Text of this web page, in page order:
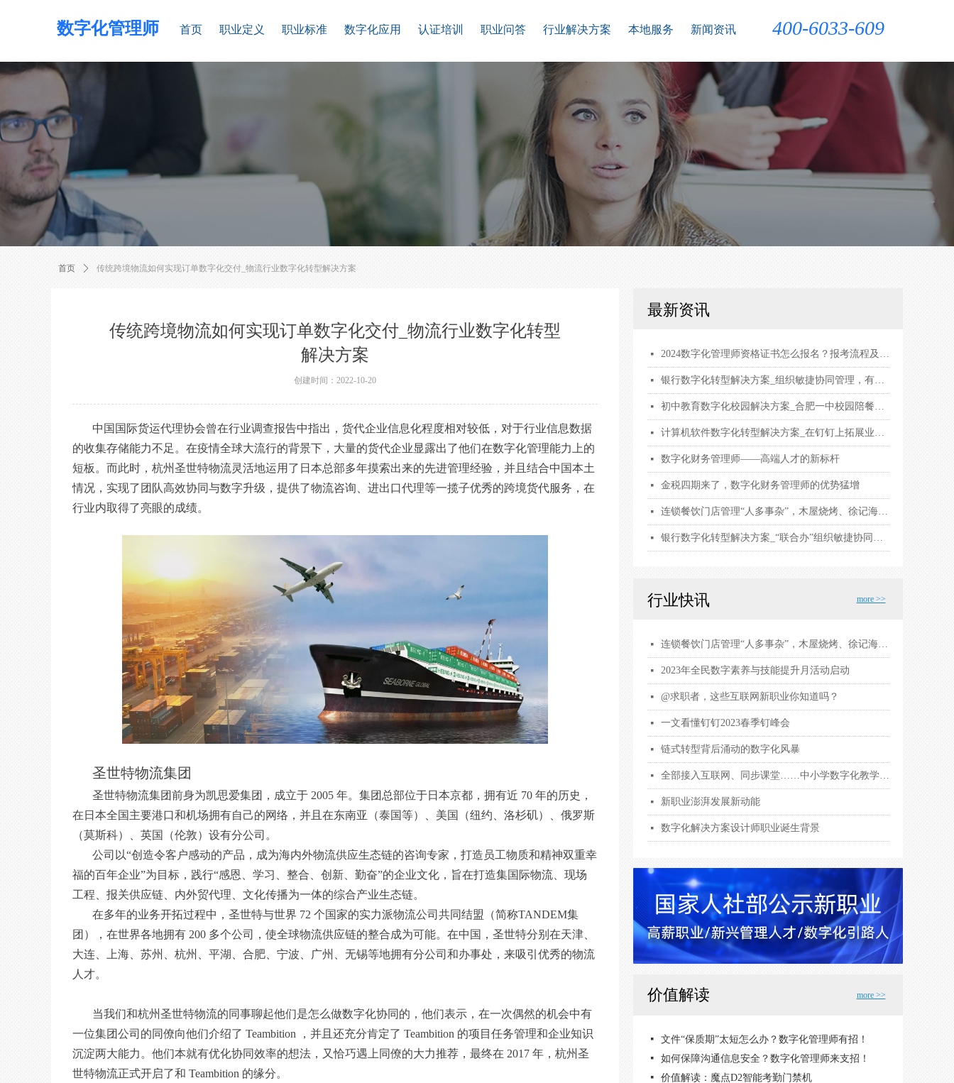
400-6033-609
数字化管理师 首页 职业定义 职业标准 数字化应用 认证培训 职业问答 行业解决方案 本地服务 新闻资讯
首页 ꄲ 传统跨境物流如何实现订单数字化交付_物流行业数字化转型解决方案
传统跨境物流如何实现订单数字化交付_物流行业数字化转型
解决方案
中国国际货运代理协会曾在行业调查报告中指出，货代企业信息化程度相对较低，对于行业信息数据
的收集存储能力不足。在疫情全球大流行的背景下，大量的货代企业显露出了他们在数字化管理能力上的
短板。而此时，杭州圣世特物流灵活地运用了日本总部多年摸索出来的先进管理经验，并且结合中国本土
情况，实现了团队高效协同与数字升级，提供了物流咨询、进出口代理等一揽子优秀的跨境货代服务，在
行业内取得了亮眼的成绩。
圣世特物流集团
圣世特物流集团前身为凯思爱集团，成立于 2005 年。集团总部位于日本京都，拥有近 70 年的历史，
在日本全国主要港口和机场拥有自己的网络，并且在东南亚（泰国等）、美国（纽约、洛杉矶）、俄罗斯
（莫斯科）、英国（伦敦）设有分公司。
公司以“创造令客户感动的产品，成为海内外物流供应生态链的咨询专家，打造员工物质和精神双重幸
福的百年企业”为目标，践行“感恩、学习、整合、创新、勤奋”的企业文化，旨在打造集国际物流、现场
工程、报关供应链、内外贸代理、文化传播为一体的综合产业生态链。
在多年的业务开拓过程中，圣世特与世界 72 个国家的实力派物流公司共同结盟（简称TANDEM集
团），在世界各地拥有 200 多个公司，使全球物流供应链的整合成为可能。在中国，圣世特分别在天津、
大连、上海、苏州、杭州、平湖、合肥、宁波、广州、无锡等地拥有分公司和办事处，来吸引优秀的物流
人才。
当我们和杭州圣世特物流的同事聊起他们是怎么做数字化协同的，他们表示，在一次偶然的机会中有
一位集团公司的同僚向他们介绍了 Teambition ，并且还充分肯定了 Teambition 的项目任务管理和企业知识
沉淀两大能力。他们本就有优化协同效率的想法，又恰巧遇上同僚的大力推荐，最终在 2017 年，杭州圣
世特物流正式开启了和 Teambition 的缘分。
创建时间： 2022-10-20
行业快讯 more >>
넷 连锁餐饮门店管理“人多事杂”，木屋烧烤、徐记海鲜用钉钉数字化解围
넷 2023年全民数字素养与技能提升月活动启动
넷 @求职者，这些互联网新职业你知道吗？
넷 一文看懂钉钉2023春季钉峰会
넷 链式转型背后涌动的数字化风暴
넷 全部接入互联网、同步课堂……中小学数字化教学全面提档升级
넷 新职业澎湃发展新动能
넷 数字化解决方案设计师职业诞生背景
价值解读 more >>
文件“保质期”太短怎么办？数字化管理师有招！
如何保障沟通信息安全？数字化管理师来支招！
价值解读：魔点D2智能考勤门禁机
最新资讯
넷 2024数字化管理师资格证书怎么报名？报考流程及要求，证书用途和考试内容有哪些？
넷 银行数字化转型解决方案_组织敏捷协同管理，有效助力战略落地
넷 初中教育数字化校园解决方案_合肥一中校园陪餐，保障2万名师生饮食安全
넷 计算机软件数字化转型解决方案_在钉钉上拓展业务边界，探寻 ToB 业务增长点
넷 数字化财务管理师——高端人才的新标杆
넷 金税四期来了，数字化财务管理师的优势猛增
넷 连锁餐饮门店管理“人多事杂”，木屋烧烤、徐记海鲜用钉钉数字化解围
넷 银行数字化转型解决方案_“联合办”组织敏捷协同管理，有效助力战略落地